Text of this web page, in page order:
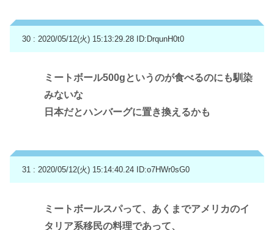
30 : 2020/05/12(火) 15:13:29.28 ID:DrqunH0t0
ミートボール500gというのが食べるのにも馴染
みないな
日本だとハンバーグに置き換えるかも
31 : 2020/05/12(火) 15:14:40.24 ID:o7HWr0sG0
ミートボールスパって、あくまでアメリカのイ
タリア系移民の料理であって、